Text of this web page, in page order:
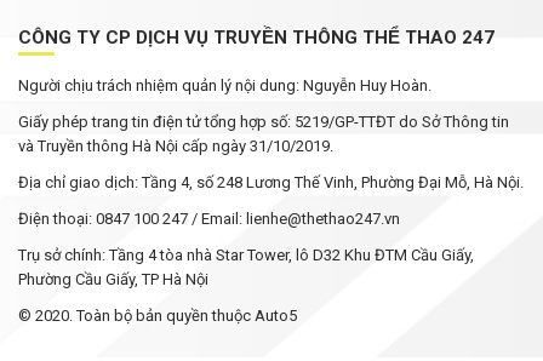
CÔNG TY CP DỊCH VỤ TRUYỀN THÔNG THỂ THAO 247
Người chịu trách nhiệm quản lý nội dung: Nguyễn Huy Hoàn.
Giấy phép trang tin điện tử tổng hợp số: 5219/GP-TTĐT do Sở Thông tin
và Truyền thông Hà Nội cấp ngày 31/10/2019.
Địa chỉ giao dịch: Tầng 4, số 248 Lương Thế Vinh, Phường Đại Mỗ, Hà Nội.
Điện thoại: 0847 100 247 / Email: lienhe@thethao247.vn
Trụ sở chính: Tầng 4 tòa nhà Star Tower, lô D32 Khu ĐTM Cầu Giấy,
Phường Cầu Giấy, TP Hà Nội
© 2020. Toàn bộ bản quyền thuộc Auto5